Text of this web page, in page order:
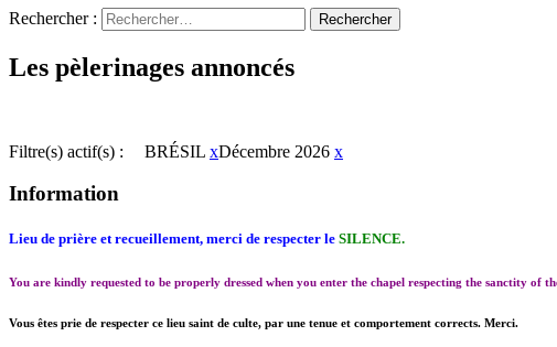
Rechercher :
Les pèlerinages annoncés
Filtre(s) actif(s) : BRÉSIL xDécembre 2026 x
Information
Lieu de prière et recueillement, merci de respecter le SILENCE.
You are kindly requested to be properly dressed when you enter the chapel respecting the sanctity of
Vous êtes prie de respecter ce lieu saint de culte, par une tenue et comportement corrects. Merci.